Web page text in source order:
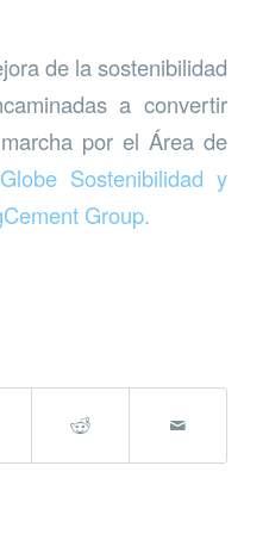
de la sostenibilidad
a convertir
por el Área de
Sostenibilidad y
Group.